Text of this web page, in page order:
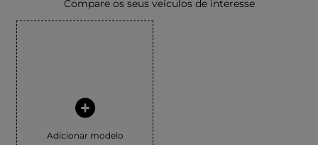
Compare os seus veículos de interesse
Adicionar modelo